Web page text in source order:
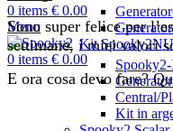
0 items € 0.00
Menu
0 items € 0.00
Kit Spooky2
Central/
Kit in
Sono super felice per
settimane, i miei valori
E ora cosa devo fare?